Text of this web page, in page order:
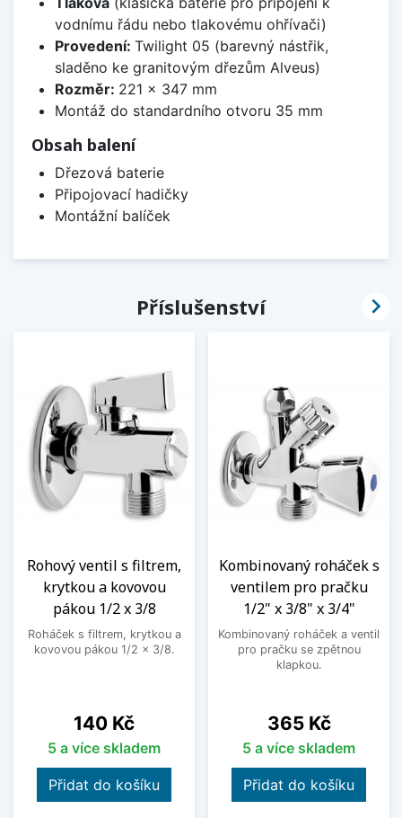
vodnímu řádu nebo tlakovému ohřívači)
Provedení: Twilight 05 (barevný nástřik,
sladěno ke granitovým dřezům Alveus)
Rozměr: 221 x 347 mm
Montáž do standardního otvoru 35 mm
Obsah balení
Dřezová baterie
Připojovací hadičky
Montážní balíček
Příslušenství
Rohový ventil s filtrem,
krytkou a kovovou
pákou 1/2 x 3/8
Roháček s filtrem, krytkou a
kovovou pákou 1/2 x 3/8.
Cena
140 Kč
5 a více skladem
Přidat do košíku
Kombinovaný roháček s
ventilem pro pračku
1/2" x 3/8" x 3/4"
Kombinovaný roháček a ventil
pro pračku se zpětnou
klapkou.
Cena
365 Kč
5 a více skladem
Přidat do košíku
